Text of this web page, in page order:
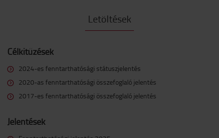
Letöltések
Célkitűzések
2024-es fenntarthatósági státuszjelentés
2020-as fenntarthatósági összefoglaló jelentés
2017-es fenntarthatósági összefoglaló jelentés
Jelentések